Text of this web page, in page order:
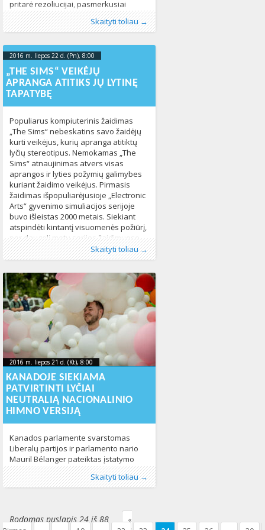
pritarė rezoliucijai, pasmerkusiai
smurtą ir diskriminaciją seksualinės
orientacijos ir/ar lytinės tapatybės
Žmogaus teisių tarybos valstybės
narės, prieštaravo – 18, o 6 – susilaikė.
Už rezoliuciją balsavo: Albanija, Belgija,
Bolivija, Ekvadoras, Gruzija, Jungtinė
Karalystė, Kuba, Latvija, Makedonija,
Meksika, Mongolija, Nyderlandai,
Portugalija, Prancūzija,
Skaityti toliau →
Publikavo:Aliona, LGL
Kategorijos:Naujienos,Pasaulyje,Žmogaus
teisės349
Žymos:diskriminacija,jungtinės tautos,
LGBT* asmenys,lytinė tapatybė,Seksualinė
2016 m. liepos 22 d. (Pn), 8:00
„THE SIMS“ VEIKĖJŲ
APRANGA ATITIKS JŲ LYTINĘ
TAPATYBĘ
Populiarus kompiuterinis žaidimas
„The Sims“ nebeskatins savo žaidėjų
kurti veikėjus, kurių apranga atitiktų
lyčių stereotipus. Nemokamas „The
Sims“ atnaujinimas atvers visas
aprangos ir lyties požymių galimybes
kuriant žaidimo veikėjus. Pirmasis
žaidimas išpopuliarėjusioje „Electronic
Arts“ gyvenimo simuliacijos serijoje
buvo išleistas 2000 metais. Siekiant
atspindėti kintantį visuomenės požiūrį,
per daugelį metų serijos žaidimuose
buvo atliekami pakeitimai, įskaitant
Skaityti toliau →
Publikavo:Aliona, LGL
Kategorijos:Kultūra,Naujienos,Pasaulyje349
Žymos:lyties raiška,lytinė tapatybė299
2016 m. liepos 21 d. (Kt), 8:00
2023-10-18T10:50:39+00:00
2016 m. liepos 21 d. (Kt), 8:00
2023-10-
18T10:50:39+00:00
KANADOJE SIEKIAMA
PATVIRTINTI LYČIAI
NEUTRALIĄ NACIONALINIO
HIMNO VERSIJĄ
Kanados parlamente svarstomas
Liberalų partijos ir parlamento nario
Mauril Bélanger pateiktas įstatymo
projektas, kuriuo siekiama patvirtinti
lyčiai neutralią Kanados nacionalinio
himno „O Canada“ versiją. Laisvame
prieštaravo – 79 nariai. Himne
Skaityti toliau →
Publikavo:Aliona, LGL
Kategorijos:LGBT pasaulyje,Naujienos,
Pasaulyje,Žmogaus teisės443
Rodomas puslapis 24 iš 88
«